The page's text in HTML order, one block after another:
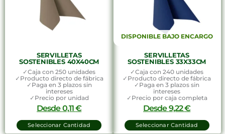
SERVILLETAS
SOSTENIBLES 40X40CM
✓Caja con 250 unidades
✓Producto directo de fábrica
✓Paga en 3 plazos sin
intereses
✓Precio por unidad
Desde0,11€
Seleccionar Cantidad
DISPONIBLE BAJO ENCARGO
SERVILLETAS
SOSTENIBLES 33X33CM
✓Caja con 240 unidades
✓Producto directo de fábrica
✓Paga en 3 plazos sin
intereses
✓Precio por caja completa
Desde9,22€
Seleccionar Cantidad